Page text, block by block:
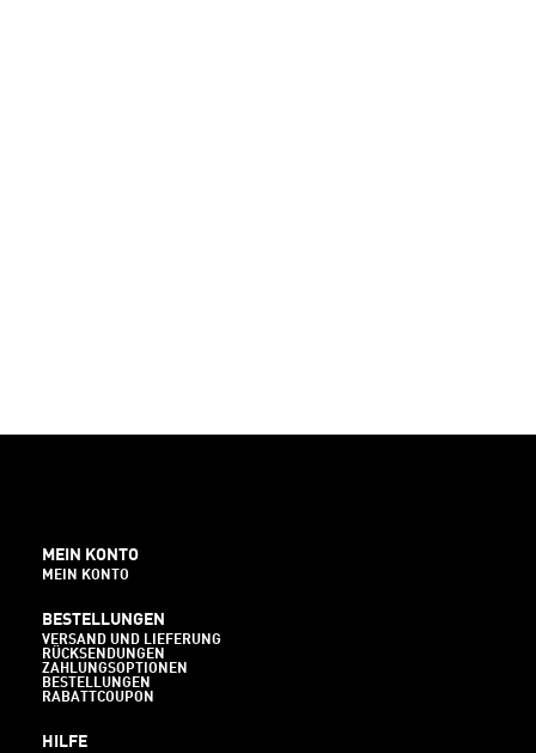
MEIN KONTO
MEIN KONTO
BESTELLUNGEN
VERSAND UND LIEFERUNG
RÜCKSENDUNGEN
ZAHLUNGSOPTIONEN
BESTELLUNGEN
RABATTCOUPON
HILFE